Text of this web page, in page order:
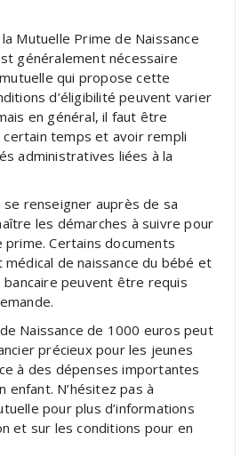
Mutuelle Prime de Naissance
généralement nécessaire
qui propose cette
d’éligibilité peuvent varier
en général, il faut être
temps et avoir rempli
administratives liées à la
renseigner auprès de sa
les démarches à suivre pour
Certains documents
de naissance du bébé et
bancaire peuvent être requis
Naissance de 1000 euros peut
précieux pour les jeunes
à des dépenses importantes
enfant. N’hésitez pas à
pour plus d’informations
et sur les conditions pour en